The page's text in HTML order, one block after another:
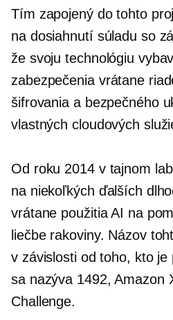
Tím zapojený do tohto
na dosiahnutí súladu so
že svoju technológiu
zabezpečenia vrátane
šifrovania a bezpečného
vlastných cloudových
Od roku 2014 v tajnom
na niekoľkých ďalších
vrátane použitia AI na
liečbe rakoviny. Názov
v závislosti od toho, kto je
sa nazýva 1492, Amazon
Challenge.